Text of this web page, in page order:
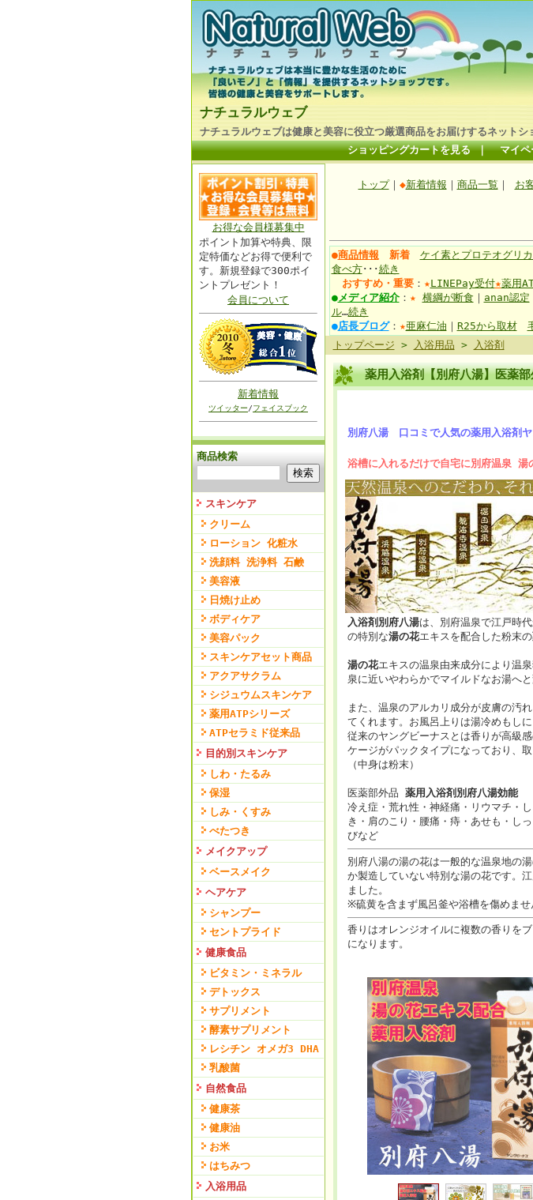
ナチュラルウェブ
ナチュラルウェブは健康と美容に役立つ厳選商品をお届けするネットシ
ショッピングカートを見る｜ マイペ
お得な会員様募集中
ポイント加算や特典、限
定特価などお得で便利で
す。新規登録で300ポイ
ントプレゼント！
会員について
新着情報
ツイッター/フェイスブック
商品検索
スキンケア
クリーム
ローション 化粧水
洗顔料 洗浄料 石鹸
美容液
日焼け止め
ボディケア
美容パック
スキンケアセット商品
アクアサクラム
シジュウムスキンケア
薬用ATPシリーズ
ATPセラミド従来品
目的別スキンケア
しわ・たるみ
保湿
しみ・くすみ
べたつき
メイクアップ
ベースメイク
ヘアケア
シャンプー
セントプライド
健康食品
ビタミン・ミネラル
デトックス
サプリメント
酵素サプリメント
レシチン オメガ3 DHA
乳酸菌
自然食品
健康茶
健康油
お米
はちみつ
入浴用品
トップ｜ ◆新着情報 ｜ 商品一覧 ｜ お
●商品情報 新着 ケイ素とプロテオグリ
食べ方･･･続き
おすすめ・重要： ★LINEPay受付★薬用
●メディア紹介： ★ 横綱が断食 ｜ anan認定
ル…続き
●店長ブログ： ★亜麻仁油 ｜ R25から取材
トップページ > 入浴用品 > 入浴剤
薬用入浴剤【別府八湯】医薬
別府八湯 口コミで人気の薬用入浴剤
浴槽に入れるだけで自宅に別府温泉 湯
入浴剤別府八湯は、別府温泉で江戸時
の特別な湯の花エキスを配合した粉末の
湯の花エキスの温泉由来成分により温
泉に近いやわらかでマイルドなお湯へと
また、温泉のアルカリ成分が皮膚の汚
てくれます。お風呂上りは湯冷めもしに
従来のヤングビーナスとは香りが高級
ケージがパックタイプになっており、
（中身は粉末）
医薬部外品 薬用入浴剤別府八湯効能
冷え症・荒れ性・神経痛・リウマチ・
き・肩のこり・腰痛・痔・あせも・し
びなど
別府八湯の湯の花は一般的な温泉地の
か製造していない特別な湯の花です。
ました。
※硫黄を含まず風呂釜や浴槽を傷めませ
香りはオレンジオイルに複数の香りを
になります。